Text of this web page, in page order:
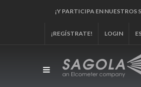
¡Y PARTICIPA EN NUESTROS
¡REGÍSTRATE! LOGIN